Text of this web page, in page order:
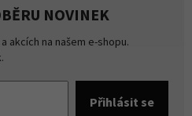
NOVINEK
akcích na našem e-shopu.